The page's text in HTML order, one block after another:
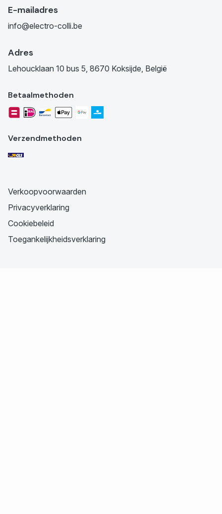
E-mailadres
info@electro-colli.be
Adres
Lehoucklaan 10 bus 5, 8670 Koksijde, België
Betaalmethoden
Verzendmethoden
Verkoopvoorwaarden
Privacyverklaring
Cookiebeleid
Toegankelijkheidsverklaring